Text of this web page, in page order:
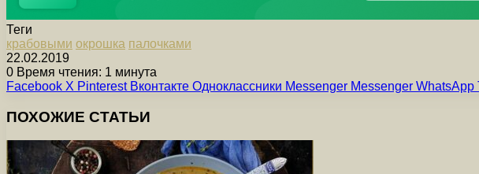
Теги
крабовыми окрошка палочками
22.02.2019
0 Время чтения: 1 минута
Facebook X Pinterest Вконтакте Одноклассники Messenger Messenger WhatsApp
ПОХОЖИЕ СТАТЬИ